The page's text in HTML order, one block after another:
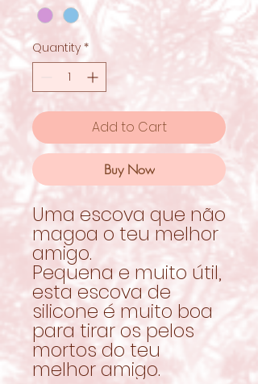
Quantity *
Add to Cart
Buy Now
Uma escova que não
magoa o teu melhor
amigo.
Pequena e muito útil,
esta escova de
silicone é muito boa
para tirar os pelos
mortos do teu
melhor amigo.